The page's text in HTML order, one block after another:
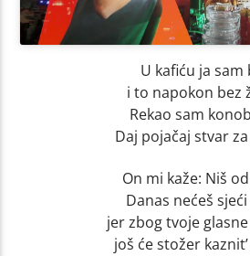
U kafiću ja sam
i to napokon bez
Rekao sam
Daj pojačaj stvar
On mi kaže: Niš
Danas nećeš
jer zbog tvoje
još će stožer